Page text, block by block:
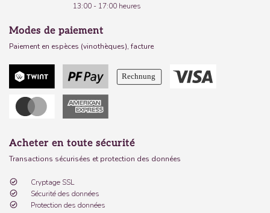
13:00 - 17:00 heures
Modes de paiement
Paiement en espèces (vinothèques), facture
Acheter en toute sécurité
Transactions sécurisées et protection des données
Cryptage SSL
Sécurité des données
Protection des données